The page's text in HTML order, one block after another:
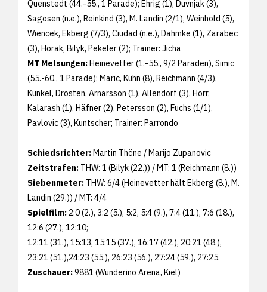
Quenstedt (44.-55., 1 Parade); Ehrig (1), Duvnjak (3),
Sagosen (n.e.), Reinkind (3), M. Landin (2/1), Weinhold (5),
Wiencek, Ekberg (7/3), Ciudad (n.e.), Dahmke (1), Zarabec
(3), Horak, Bilyk, Pekeler (2); Trainer: Jicha
MT Melsungen:Heinevetter (1.-55., 9/2 Paraden), Simic
(55.-60., 1 Parade); Maric, Kühn (8), Reichmann (4/3),
Kunkel, Drosten, Arnarsson (1), Allendorf (3), Hörr,
Kalarash (1), Häfner (2), Petersson (2), Fuchs (1/1),
Pavlovic (3), Kuntscher; Trainer: Parrondo
Schiedsrichter:Martin Thöne / Marijo Zupanovic
Zeitstrafen: THW: 1 (Bilyk (22.)) / MT: 1 (Reichmann (8.))
Siebenmeter: THW: 6/4 (Heinevetter hält Ekberg (8.), M.
Landin (29.)) / MT: 4/4
Spielfilm: 2:0 (2.), 3:2 (5.), 5:2, 5:4 (9.), 7:4 (11.), 7:6 (18.),
12:6 (27.), 12:10;
12:11 (31.), 15:13, 15:15 (37.), 16:17 (42.), 20:21 (48.),
23:21 (51.),24:23 (55.), 26:23 (56.), 27:24 (59.), 27:25.
Zuschauer:9881 (Wunderino Arena, Kiel)